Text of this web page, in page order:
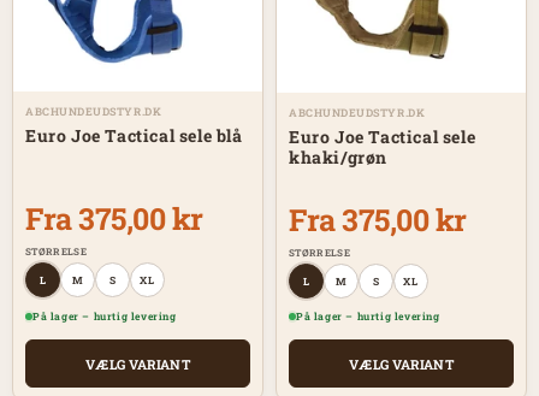
ABCHUNDEUDSTYR.DK
Euro Joe Tactical sele blå
Fra 375,00 kr
STØRRELSE
L M S XL
På lager – hurtig levering
VÆLG VARIANT
ABCHUNDEUDSTYR.DK
Euro Joe Tactical sele
khaki/grøn
Fra 375,00 kr
STØRRELSE
L M S XL
På lager – hurtig levering
VÆLG VARIANT